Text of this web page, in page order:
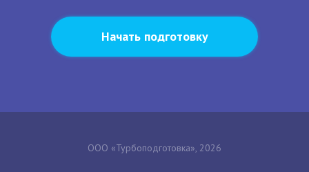
Начать подготовку
ООО «Турбоподготовка», 2026